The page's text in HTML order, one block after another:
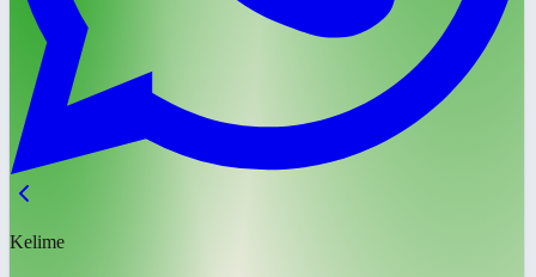
Kelime